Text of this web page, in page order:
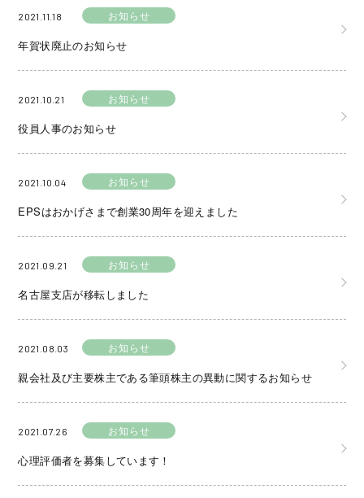
2021.11.18 お知らせ
年賀状廃止のお知らせ
2021.10.21 お知らせ
役員人事のお知らせ
2021.10.04 お知らせ
EPSはおかげさまで創業30周年を迎えました
2021.09.21 お知らせ
名古屋支店が移転しました
2021.08.03 お知らせ
親会社及び主要株主である筆頭株主の異動に関するお知らせ
2021.07.26 お知らせ
心理評価者を募集しています！